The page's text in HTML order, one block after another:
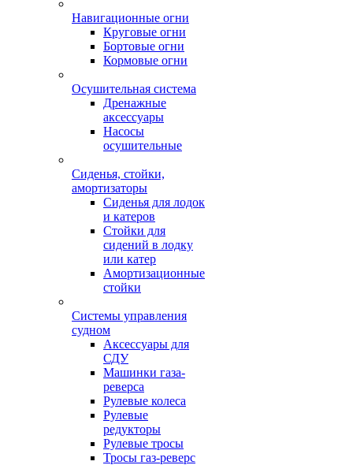
Навигационные огни
Круговые огни
Бортовые огни
Кормовые огни
Осушительная система
Дренажные
аксессуары
Насосы
осушительные
Сиденья, стойки,
амортизаторы
Сиденья для лодок
и катеров
Стойки для
сидений в лодку
или катер
Амортизационные
стойки
Системы управления
судном
Аксессуары для
СДУ
Машинки газа-
реверса
Рулевые колеса
Рулевые
редукторы
Рулевые тросы
Тросы газ-реверс